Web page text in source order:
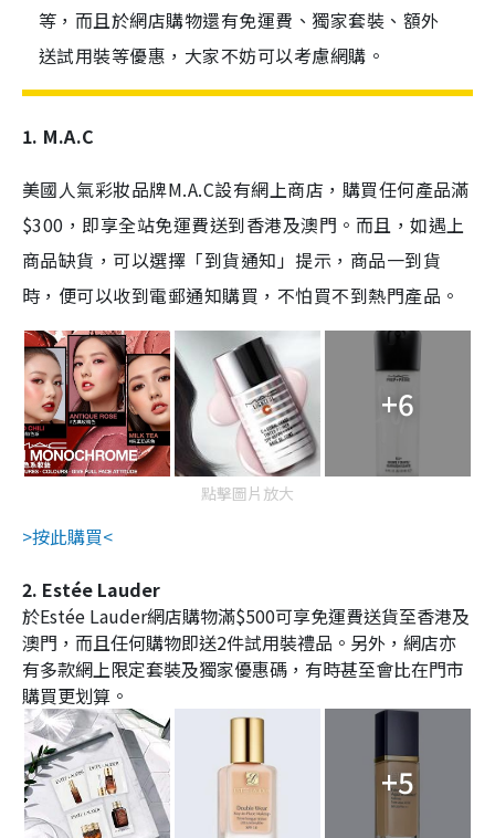
等，而且於網店購物還有免運費、獨家套裝、額外
送試用裝等優惠，大家不妨可以考慮網購。
1. M.A.C
美國人氣彩妝品牌M.A.C設有網上商店，購買任何產品滿
$300，即享全站免運費送到香港及澳門。而且，如遇上
商品缺貨，可以選擇「到貨通知」提示，商品一到貨
時，便可以收到電郵通知購買，不怕買不到熱門產品。
+6
點擊圖片放大
>按此購買<
2. Estée Lauder
於Estée Lauder網店購物滿$500可享免運費送貨至香港及
澳門，而且任何購物即送2件試用裝禮品。另外，網店亦
有多款網上限定套裝及獨家優惠碼，有時甚至會比在門市
購買更划算。
+5